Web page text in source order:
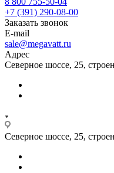
+7 (391) 290-08-00
Заказать звонок
E-mail
sale@megavatt.ru
Адрес
Северное шоссе, 25,
Северное шоссе, 25,